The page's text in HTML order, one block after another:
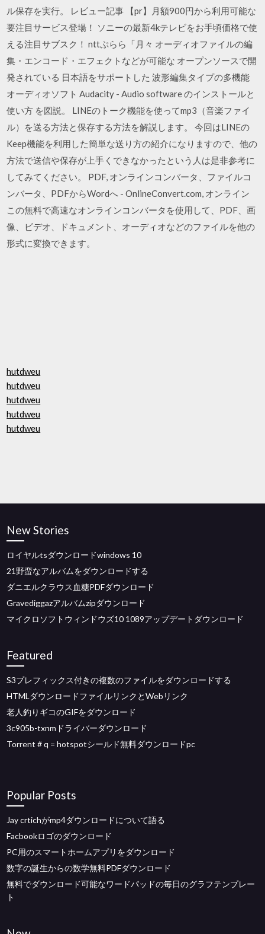
ル保存を実行。 レビュー記事 【pr】月額900円から利用可能な
要注目サービス登場！ ソニーの最新4kテレビをお手頃価格で使
える注目サブスク！ nttぷらら「月々 オーディオファイルの編
集・エンコード・エフェクトなどが可能な オープンソースで開
発されている 日本語をサポートした 波形編集タイプの多機能
オーディオソフト Audacity - Audio software のインストールと
使い方 を図説。 LINEのトーク機能を使ってmp3（音楽ファイ
ル）を送る方法と保存する方法を解説します。 今回はLINEの
Keep機能を利用した簡単な送り方の紹介になりますので、他の
方法で送信や保存が上手くできなかったという人は是非参考に
してみてください。 PDF, オンラインコンバータ、ファイルコ
ンバータ、PDFからWordへ - OnlineConvert.com, オンライン
この無料で高速なオンラインコンバータを使用して、PDF、画
像、ビデオ、ドキュメント、オーディオなどのファイルを他の
形式に変換できます。
hutdweu
hutdweu
hutdweu
hutdweu
hutdweu
New Stories
ロイヤルtsダウンロードwindows 10
21野蛮なアルバムをダウンロードする
ダニエルクラウス血糖PDFダウンロード
Gravediggazアルバムzipダウンロード
マイクロソフトウィンドウズ10 1089アップデートダウンロード
Featured
S3プレフィックス付きの複数のファイルをダウンロードする
HTMLダウンロードファイルリンクとWebリンク
老人釣りギコのGIFをダウンロード
3c905b-txnmドライバーダウンロード
Torrent＃q = hotspotシールド無料ダウンロードpc
Popular Posts
Jay crtichがmp4ダウンロードについて語る
Facbookロゴのダウンロード
PC用のスマートホームアプリをダウンロード
数字の誕生からの数学無料PDFダウンロード
無料でダウンロード可能なワードパッドの毎日のグラフテンプレー
ト